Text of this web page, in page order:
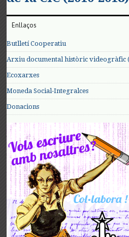
Enllaços
Butlletí Cooperatiu
Arxiu documental històric videogràfic
Ecoxarxes
Moneda Social-Integralces
Donacions